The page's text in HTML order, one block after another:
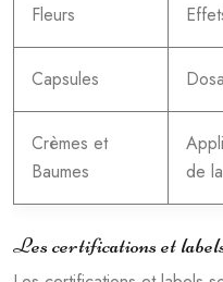
Fleurs
Capsules
Crèmes et
Baumes
de
Les certifications et